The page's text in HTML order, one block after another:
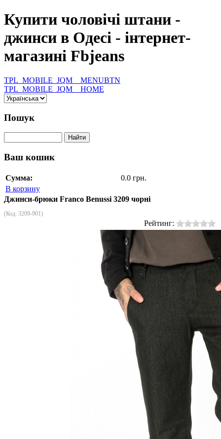
Купити чоловічі штани -
джинси в Одесі - інтернет-
магазині Fbjeans
TPL_MOBILE_JQM__MENUBTN
TPL_MOBILE_JQM__HOME
Пошук
Ваш кошик
Сумма:
0.0 грн.
В корзину
Джинси-брюки Franco Benussi 3209 чорні
(Код: 3209-901)
Рейтинг: